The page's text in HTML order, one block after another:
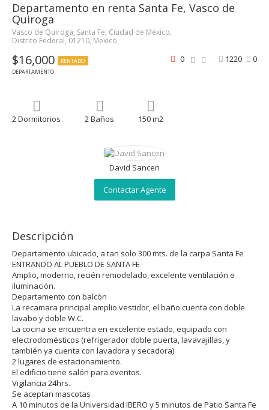
Departamento en renta Santa Fe, Vasco de
Quiroga
Vasco de Quiroga, Santa Fe, Ciudad de México,
Distrito Federal, 01210, Mexico
$16,000
RENTADO
DEPARTAMENTO
1220 0
0
2 Dormitorios 2 Baños 150 m2
David Sancen
Contactar Agente
Descripción
Departamento ubicado, a tan solo 300 mts. de la carpa Santa Fe
ENTRANDO AL PUEBLO DE SANTA FE
Amplio, moderno, recién remodelado, excelente ventilación e
iluminación.
Departamento con balcón
La recamara principal amplio vestidor, el baño cuenta con doble
lavabo y doble W.C.
La cocina se encuentra en excelente estado, equipado con
electrodomésticos (refrigerador doble puerta, lavavajillas, y
también ya cuenta con lavadora y secadora)
2 lugares de estacionamiento.
El edificio tiene salón para eventos.
Vigilancia 24hrs.
Se aceptan mascotas
A 10 minutos de la Universidad IBERO y 5 minutos de Patio Santa Fe